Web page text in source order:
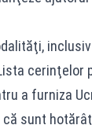
cerinţelor
a furniza
sunt